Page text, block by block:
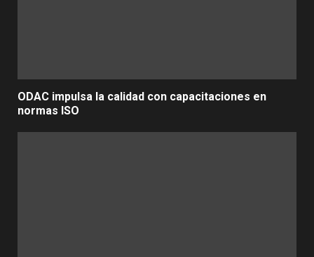
ODAC impulsa la calidad con capacitaciones en
normas ISO